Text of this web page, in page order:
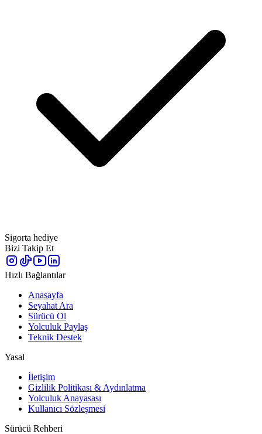
Sigorta hediye
Bizi Takip Et
Hızlı Bağlantılar
Anasayfa
Seyahat Ara
Sürücü Ol
Yolculuk Paylaş
Teknik Destek
Yasal
İletişim
Gizlilik Politikası & Aydınlatma
Yolculuk Anayasası
Kullanıcı Sözleşmesi
Sürücü Rehberi